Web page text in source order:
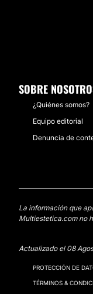
SOBRE
¿Quiénes somos?
Equipo editorial
Denuncia de
La información que
Multiestetica.com no
Actualizado el 08
PROTECCIÓN DE
TÉRMINOS &